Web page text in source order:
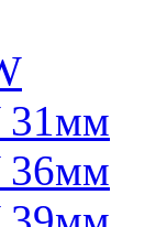
31мм
36мм